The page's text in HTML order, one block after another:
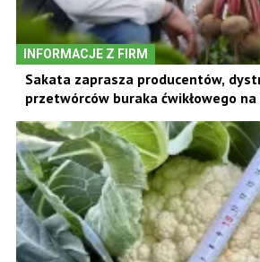
INFORMACJE Z FIRM
Sakata zaprasza producentów,
przetwórców buraka ćwikłowego